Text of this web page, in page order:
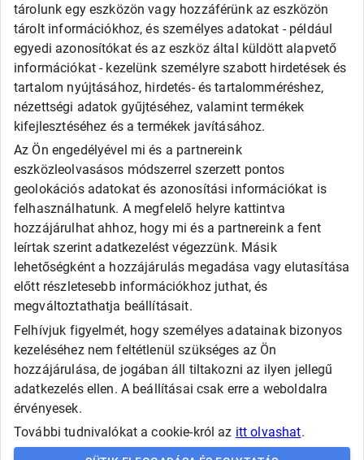
tárolunk egy eszközön vagy hozzáférünk az eszközön
tárolt információkhoz, és személyes adatokat - például
egyedi azonosítókat és az eszköz által küldött alapvető
információkat - kezelünk személyre szabott hirdetések és
tartalom nyújtásához, hirdetés- és tartalomméréshez,
nézettségi adatok gyűjtéséhez, valamint termékek
kifejlesztéséhez és a termékek javításához.
Az Ön engedélyével mi és a partnereink
eszközleolvasásos módszerrel szerzett pontos
geolokációs adatokat és azonosítási információkat is
felhasználhatunk. A megfelelő helyre kattintva
hozzájárulhat ahhoz, hogy mi és a partnereink a fent
leírtak szerint adatkezelést végezzünk. Másik
lehetőségként a hozzájárulás megadása vagy elutasítása
előtt részletesebb információkhoz juthat, és
megváltoztathatja beállításait.
Felhívjuk figyelmét, hogy személyes adatainak bizonyos
kezeléséhez nem feltétlenül szükséges az Ön
hozzájárulása, de jogában áll tiltakozni az ilyen jellegű
adatkezelés ellen. A beállításai csak erre a weboldalra
érvényesek.
További tudnivalókat a cookie-król az itt olvashat.
Olcsó gumi
Apollo
Barum
Debica
Fortune
General
Goodride
Kingstar
Laufenn
LEAO
Matador
Roadx
Rovelo
Runway
Sailun
SECURITY
Taurus
Tigar
Triangle
Viking
Westlake
Copyright © Automax